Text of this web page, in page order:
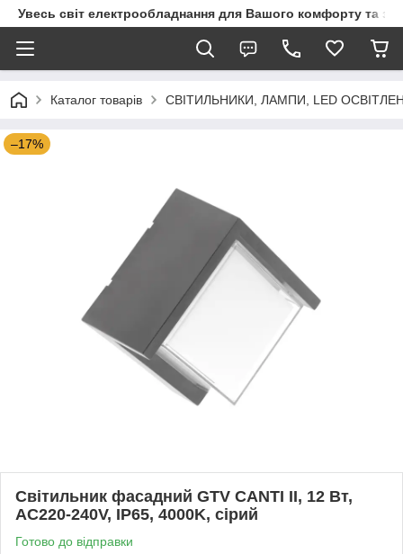
Увесь світ електрообладнання для Вашого комфорту та
Каталог товарів СВІТИЛЬНИКИ, ЛАМПИ, LED
–17%
Світильник фасадний GTV CANTI II, 12 Вт,
AC220-240V, IP65, 4000K, сірий
Готово до відправки